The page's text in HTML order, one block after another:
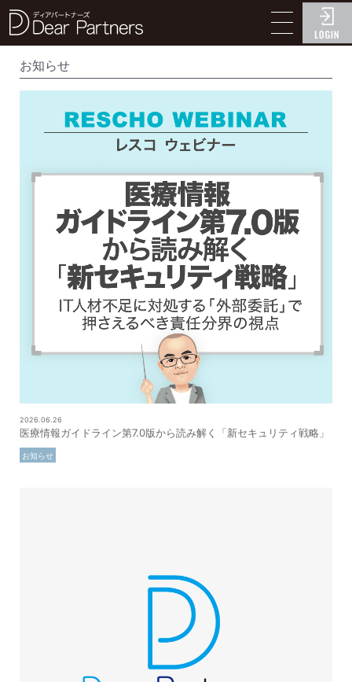
ディアパートナーズ
お知らせ
2026.06.26
医療情報ガイドライン第7.0版から読み解く「新セキュリティ戦略」
お知らせ